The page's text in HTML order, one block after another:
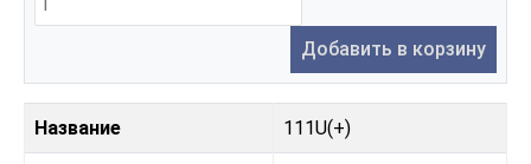
Добавить в корзину
Название 111U(+)